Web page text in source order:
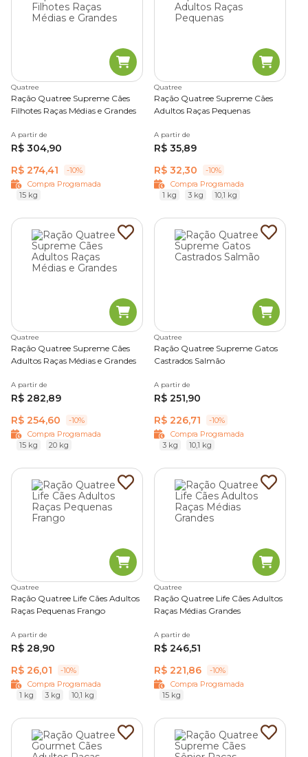
Quatree
Ração Quatree Supreme Cães
Filhotes Raças Médias e Grandes
A partir de
R$ 304,90
R$ 274,41
-10%
Compra Programada
15 kg
Quatree
Ração Quatree Supreme Cães
Adultos Raças Pequenas
A partir de
R$ 35,89
R$ 32,30
-10%
Compra Programada
1 kg
3 kg 10,1 kg
Quatree
Ração Quatree Supreme Cães
Adultos Raças Médias e Grandes
A partir de
R$ 282,89
R$ 254,60
-10%
Compra Programada
15 kg
20 kg
Quatree
Ração Quatree Supreme Gatos
Castrados Salmão
A partir de
R$ 251,90
R$ 226,71
-10%
Compra Programada
3 kg
10,1 kg
Quatree
Ração Quatree Life Cães Adultos
Raças Pequenas Frango
A partir de
R$ 28,90
R$ 26,01
-10%
Compra Programada
1 kg
3 kg 10,1 kg
Quatree
Ração Quatree Life Cães Adultos
Raças Médias Grandes
A partir de
R$ 246,51
R$ 221,86
-10%
Compra Programada
15 kg